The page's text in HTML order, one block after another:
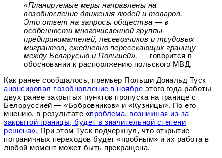
«Планируемые меры направлены на
возобновление движения людей и товаров.
Это ответ на запросы общества — в
особенности многочисленной группы
предпринимателей, перевозчиков и трудовых
мигрантов, ежедневно пересекающих границу
между Беларусью и Польшей», — говорится в
обосновании к распоряжению польского МВД.
Как ранее сообщалось, премьер Польши Дональд Туск
анонсировал возобновление в ноябре этого года работы
двух ранее закрытых пунктов пропуска на границе с
Белоруссией — «Бобровников» и «Кузницы». По его
мнению, в результате «проблема, возникшая из-за
закрытой границы, будет в значительной степени
решена». При этом Туск подчеркнул, что открытие
пограничных переходов будет «пробным» и их работа в
любой момент может быть прекращена.